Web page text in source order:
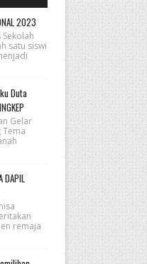
2023
satu siswi
Duta
Gelar
Tema
DAPIL
remaja